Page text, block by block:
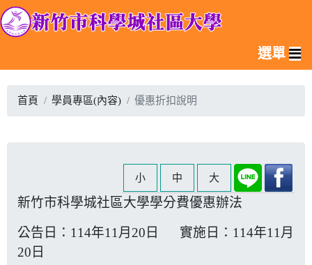
選單
首頁 學員專區(內容) 優惠折扣說明
小 中 大
新竹市科學城社區大學學分費優惠辦法
公告日：114年11月20日 實施日：114年11月
20日